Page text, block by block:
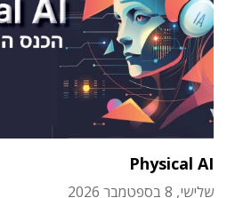
Physical AI
שלישי, 8 בספטמבר 2026